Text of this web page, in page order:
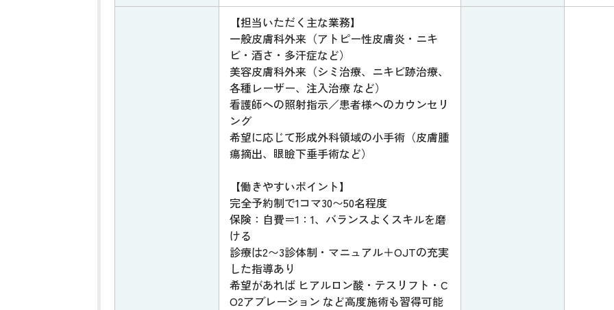
【担当いただく主な業務】
一般皮膚科外来（アトピー性皮膚炎・ニキ
ビ・酒さ・多汗症など）
美容皮膚科外来（シミ治療、ニキビ跡治療、
各種レーザー、注入治療 など）
看護師への照射指示／患者様へのカウンセリ
ング
希望に応じて形成外科領域の小手術（皮膚腫
瘍摘出、眼瞼下垂手術など）
【働きやすいポイント】
完全予約制で1コマ30〜50名程度
保険：自費＝1：1、バランスよくスキルを磨
ける
診療は2〜3診体制・マニュアル＋OJTの充実
した指導あり
希望があれば ヒアルロン酸・テスリフト・C
O2アブレーション など高度施術も習得可能